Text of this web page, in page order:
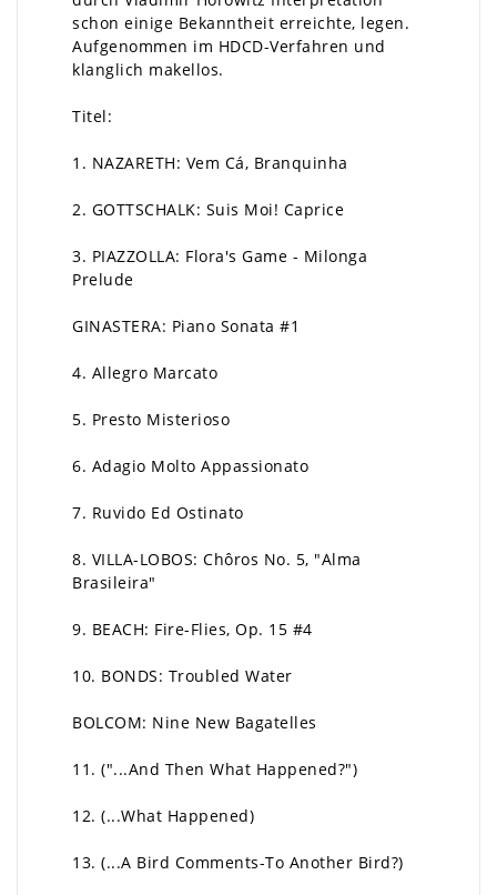
schon einige Bekanntheit erreichte, legen.
Aufgenommen im HDCD-Verfahren und
klanglich makellos.
Titel:
1. NAZARETH: Vem Cá, Branquinha
2. GOTTSCHALK: Suis Moi! Caprice
3. PIAZZOLLA: Flora's Game - Milonga
Prelude
GINASTERA: Piano Sonata #1
4. Allegro Marcato
5. Presto Misterioso
6. Adagio Molto Appassionato
7. Ruvido Ed Ostinato
8. VILLA-LOBOS: Chôros No. 5, "Alma
Brasileira"
9. BEACH: Fire-Flies, Op. 15 #4
10. BONDS: Troubled Water
BOLCOM: Nine New Bagatelles
11. ("...And Then What Happened?")
12. (...What Happened)
13. (...A Bird Comments-To Another Bird?)